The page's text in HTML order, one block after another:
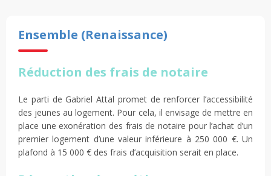
Ensemble (Renaissance)
Réduction des frais de notaire
Le parti de Gabriel Attal promet de renforcer l’accessibilité
des jeunes au logement. Pour cela, il envisage de mettre en
place une exonération des frais de notaire pour l’achat d’un
premier logement d’une valeur inférieure à 250 000 €. Un
plafond à 15 000 € des frais d’acquisition serait en place.